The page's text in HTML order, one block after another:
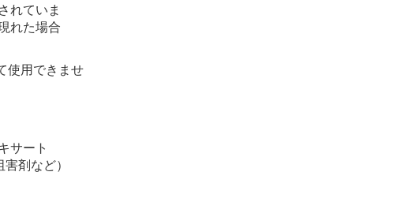
れていま
れた場合
使用できませ
サート
剤など）